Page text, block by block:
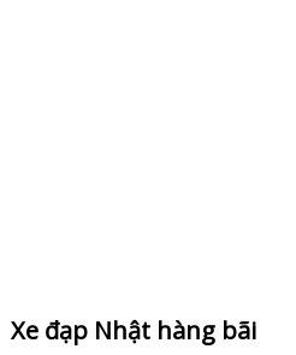
Xe đạp Nhật hàng bãi